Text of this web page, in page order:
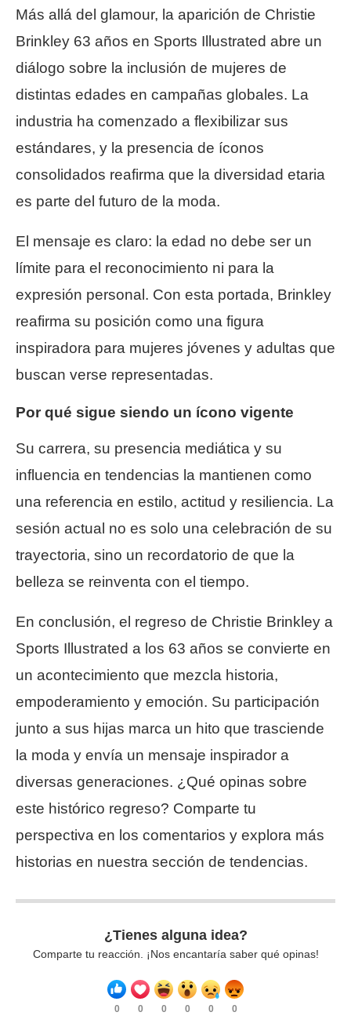
Más allá del glamour, la aparición de Christie
Brinkley 63 años en Sports Illustrated abre un
diálogo sobre la inclusión de mujeres de
distintas edades en campañas globales. La
industria ha comenzado a flexibilizar sus
estándares, y la presencia de íconos
consolidados reafirma que la diversidad etaria
es parte del futuro de la moda.
El mensaje es claro: la edad no debe ser un
límite para el reconocimiento ni para la
expresión personal. Con esta portada, Brinkley
reafirma su posición como una figura
inspiradora para mujeres jóvenes y adultas que
buscan verse representadas.
Por qué sigue siendo un ícono vigente
Su carrera, su presencia mediática y su
influencia en tendencias la mantienen como
una referencia en estilo, actitud y resiliencia. La
sesión actual no es solo una celebración de su
trayectoria, sino un recordatorio de que la
belleza se reinventa con el tiempo.
En conclusión, el regreso de Christie Brinkley a
Sports Illustrated a los 63 años se convierte en
un acontecimiento que mezcla historia,
empoderamiento y emoción. Su participación
junto a sus hijas marca un hito que trasciende
la moda y envía un mensaje inspirador a
diversas generaciones. ¿Qué opinas sobre
este histórico regreso? Comparte tu
perspectiva en los comentarios y explora más
historias en nuestra sección de tendencias.
¿Tienes alguna idea?
Comparte tu reacción. ¡Nos encantaría saber qué opinas!
0 0 0 0 0 0